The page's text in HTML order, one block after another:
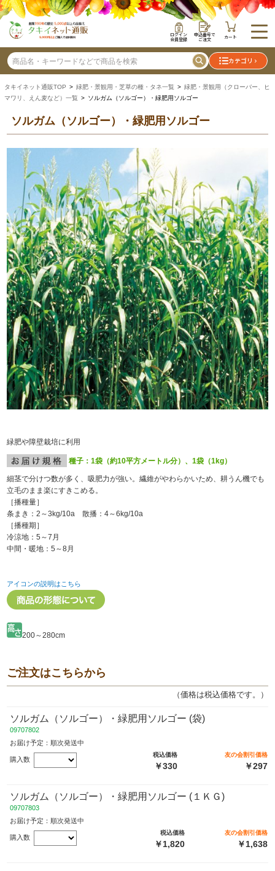
ログイン
会員登録
申込番号で
ご注文 カート
カテゴリ
タキイネット通販TOP > 緑肥・景観用・芝草の種・タネ一覧 > 緑肥・景観用（クローバー、ヒ
マワリ、えん麦など）一覧 > ソルガム（ソルゴー）・緑肥用ソルゴー
ソルガム（ソルゴー）・緑肥用ソルゴー
緑肥や障壁栽培に利用
種子：1袋（約10平方メートル分）、1袋（1kg）
細茎で分けつ数が多く、吸肥力が強い。繊維がやわらかいため、耕うん機でも
立毛のまま楽にすきこめる。
［播種量］
条まき：2～3kg/10a 散播：4～6kg/10a
［播種期］
冷涼地：5～7月
中間・暖地：5～8月
アイコンの説明はこちら
200～280cm
ご注文はこちらから
（価格は税込価格です。）
ソルガム（ソルゴー）・緑肥用ソルゴー (袋)
09707802
お届け予定：順次発送中
購入数
税込価格
￥330
友の会割引価格
￥297
ソルガム（ソルゴー）・緑肥用ソルゴー (１ＫＧ)
09707803
お届け予定：順次発送中
購入数
税込価格
￥1,820
友の会割引価格
￥1,638